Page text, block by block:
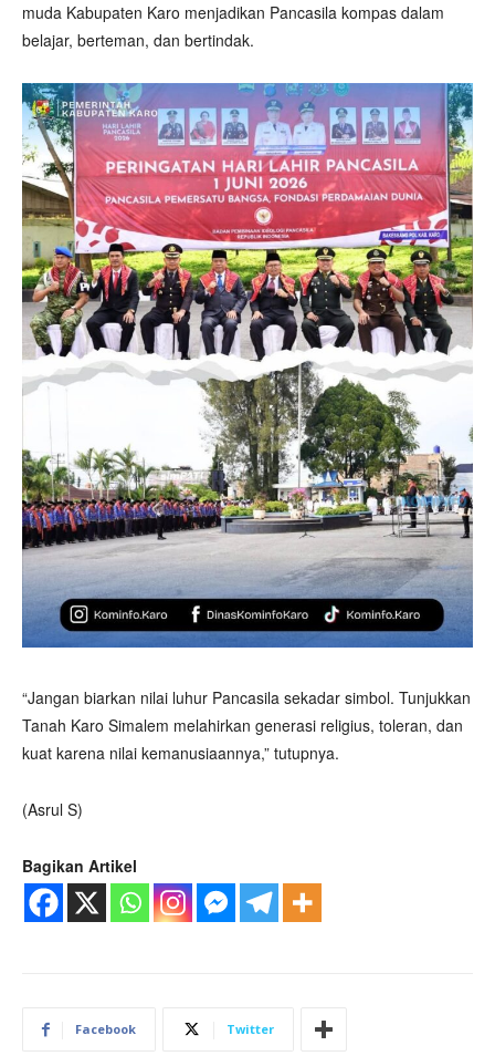
muda Kabupaten Karo menjadikan Pancasila kompas dalam
belajar, berteman, dan bertindak.
“Jangan biarkan nilai luhur Pancasila sekadar simbol. Tunjukkan
Tanah Karo Simalem melahirkan generasi religius, toleran, dan
kuat karena nilai kemanusiaannya,” tutupnya.
(Asrul S)
Bagikan Artikel
Facebook Twitter